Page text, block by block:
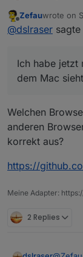
Ich
dem
Offline
Zefauwrote on
last
@dslraser sagte
Ich habe jetzt
dem Mac
Welchen
anderen
korrekt aus?
https://
Meine Adapter:
2 Replies